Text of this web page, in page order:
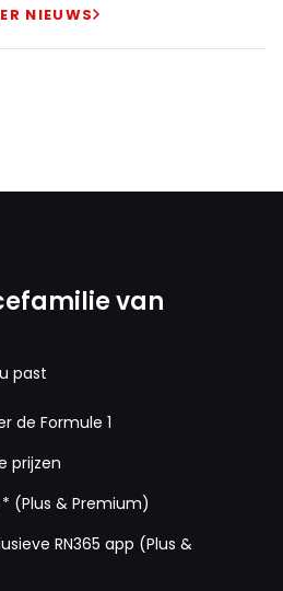
NIEUWS
van
past
de Formule 1
prijzen
(Plus & Premium)
RN365 app (Plus &